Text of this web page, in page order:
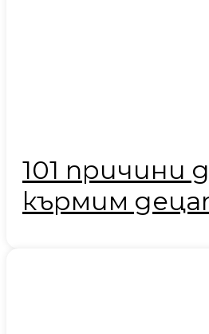
101 причини
кърмим